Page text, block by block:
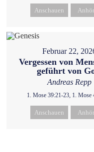
Anschauen
Februar 22,
Vergessen von
geführt von
Andreas Repp
1. Mose 39:21-23, 1. Mose
Anschauen